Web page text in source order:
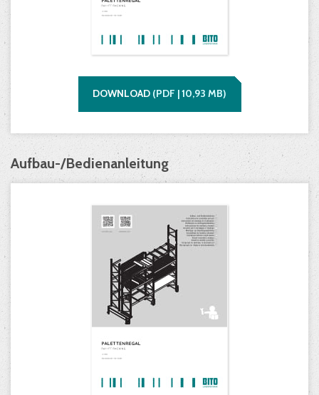
DOWNLOAD (PDF |10,93 MB)
Aufbau-/Bedienanleitung